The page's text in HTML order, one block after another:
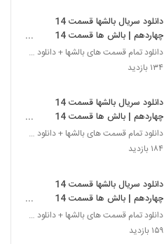
دانلود سریال بالشها قسمت 14
چهاردهم | بالش ها قسمت 14
چهاردهم - سیمادانلود سایت فیلم
فارسی
دانلود تمام قسمت های بالشها + دانلود قسمت 14 چهارد
۱۳۴ بازدید
دانلود سریال بالشها قسمت 14
چهاردهم | بالش ها قسمت 14
چهاردهم - سیما دانلود را به یاد داشته
باشید
دانلود تمام قسمت های بالشها + دانلود قسمت 14 چهارد
۱۸۴ بازدید
دانلود سریال بالشها قسمت 14
چهاردهم | بالش ها قسمت 14
چهاردهم - سیما دانلود مرکز فیلم و
سریال فارسی
دانلود تمام قسمت های بالشها + دانلود قسمت 14 چهارد
۱۵۹ بازدید